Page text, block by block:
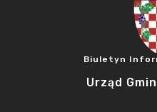
Biuletyn
Urząd